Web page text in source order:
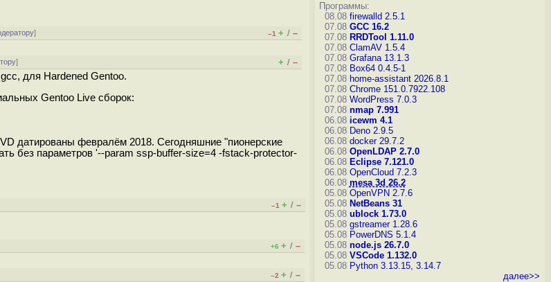
] –1 + / –
] + / –
для Hardened Gentoo.
Gentoo Live сборок:
датированы февралём 2018. Сегодняшние "пионерские
без параметров '--param ssp-buffer-size=4 -fstack-protector-
–1 + / –
+6 + / –
–2 + / –
Программы:
08.08 firewalld 2.5.1
07.08 GCC 16.2
07.08 RRDTool 1.11.0
07.08 ClamAV 1.5.4
07.08 Grafana 13.1.3
07.08 Box64 0.4.5-1
07.08 home-assistant 2026.8.1
07.08 Chrome 151.0.7922.108
07.08 WordPress 7.0.3
07.08 nmap 7.991
06.08 icewm 4.1
06.08 Deno 2.9.5
06.08 docker 29.7.2
06.08 OpenLDAP 2.7.0
06.08 Eclipse 7.121.0
06.08 OpenCloud 7.2.3
06.08 mesa 3d 26.2
05.08 OpenVPN 2.7.6
05.08 NetBeans 31
05.08 ublock 1.73.0
05.08 gstreamer 1.28.6
05.08 PowerDNS 5.1.4
05.08 node.js 26.7.0
05.08 VSCode 1.132.0
05.08 Python 3.13.15, 3.14.7
далее>>